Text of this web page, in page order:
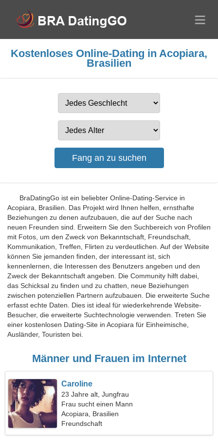
Kostenloses Online-Dating in Acopiara,
Brasilien
BraDatingGo ist ein beliebter Online-Dating-Service in
Acopiara, Brasilien. Das Projekt wird Ihnen helfen, ernsthafte
Beziehungen zu denen aufzubauen, die auf der Suche nach
neuen Freunden sind. Erweitern Sie den Suchbereich von Profilen
mit Fotos, um den Zweck von Bekanntschaft, Freundschaft,
Kommunikation, Treffen, Flirten zu verdeutlichen. Auf der Website
können Sie jemanden finden, der interessant ist, sich
kennenlernen, die Interessen des Benutzers angeben und den
Zweck der Bekanntschaft angeben. Die Community hilft dabei,
das Schicksal zu finden und zu chatten, neue Beziehungen
zwischen potenziellen Partnern aufzubauen. Die erweiterte Suche
erfasst echte Daten. Dies ist ideal für wiederkehrende Website-
Besucher, die erweiterte Suchtechnologie verwenden. Treten Sie
einer kostenlosen Dating-Site in Acopiara für Einheimische,
Ausländer, Touristen bei.
Männer und Frauen im Internet
Caroline
23 Jahre alt, Jungfrau
Frau sucht einen Mann
Acopiara, Brasilien
Freundschaft